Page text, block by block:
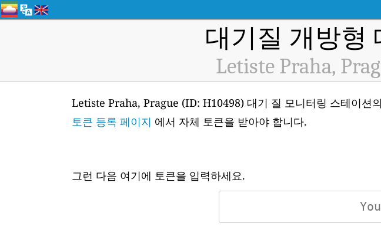
대기질 개방형
Letiste Praha,
Letiste Praha, Prague (ID: H10498) 대기 질 모니터링 스테이션
토큰 등록 페이지 에서 자체 토큰을 받아야 합니다.
그런 다음 여기에 토큰을 입력하세요.